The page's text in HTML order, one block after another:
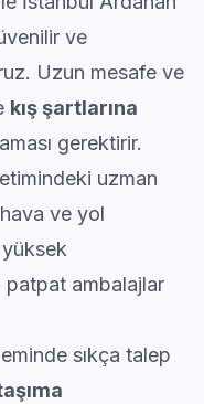
ve
Uzun mesafe ve
kış şartlarına
gerektirir.
uzman
ve yol
yüksek
patpat ambalajlar
sıkça talep